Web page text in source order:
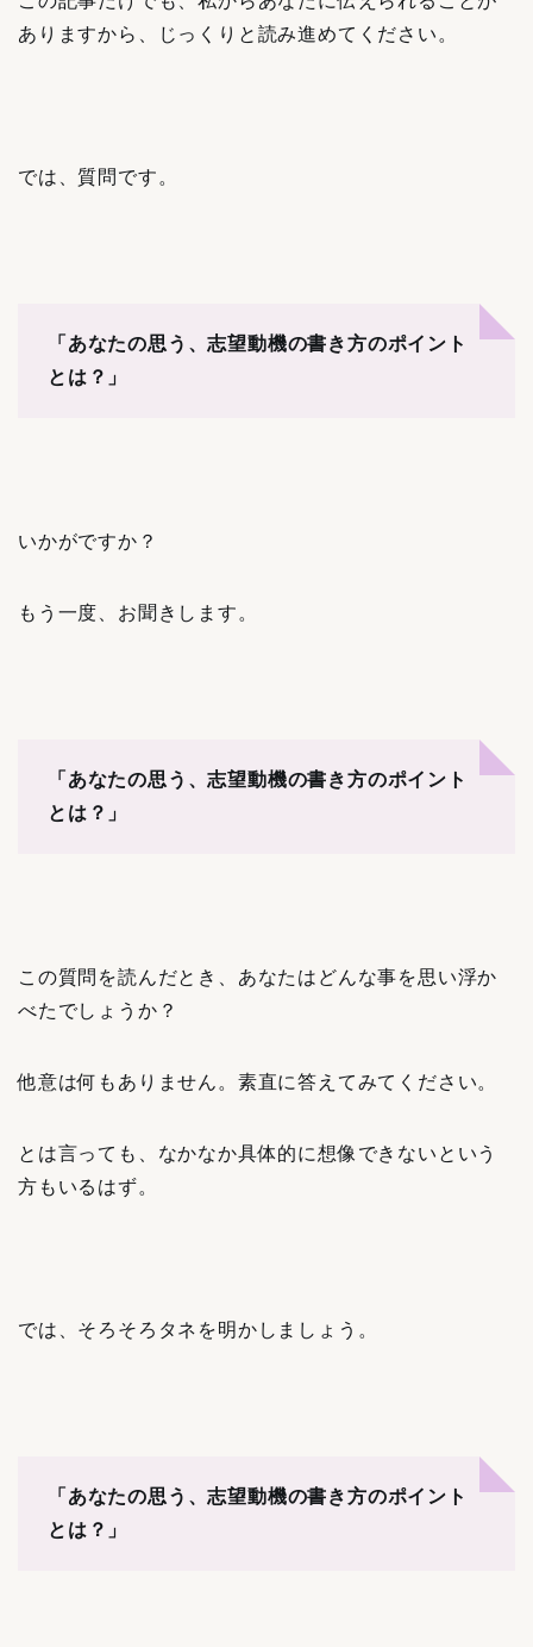
ありますから、じっくりと読み進めてください。
では、質問です。
「あなたの思う、志望動機の書き方のポイント
とは？」
いかがですか？
もう一度、お聞きします。
「あなたの思う、志望動機の書き方のポイント
とは？」
この質問を読んだとき、あなたはどんな事を思い浮か
べたでしょうか？
他意は何もありません。素直に答えてみてください。
とは言っても、なかなか具体的に想像できないという
方もいるはず。
では、そろそろタネを明かしましょう。
「あなたの思う、志望動機の書き方のポイント
とは？」